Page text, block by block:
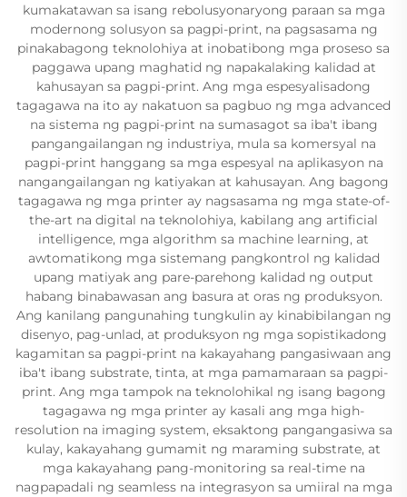
kumakatawan sa isang rebolusyonaryong paraan sa mga
modernong solusyon sa pagpi-print, na pagsasama ng
pinakabagong teknolohiya at inobatibong mga proseso sa
paggawa upang maghatid ng napakalaking kalidad at
kahusayan sa pagpi-print. Ang mga espesyalisadong
tagagawa na ito ay nakatuon sa pagbuo ng mga advanced
na sistema ng pagpi-print na sumasagot sa iba't ibang
pangangailangan ng industriya, mula sa komersyal na
pagpi-print hanggang sa mga espesyal na aplikasyon na
nangangailangan ng katiyakan at kahusayan. Ang bagong
tagagawa ng mga printer ay nagsasama ng mga state-of-
the-art na digital na teknolohiya, kabilang ang artificial
intelligence, mga algorithm sa machine learning, at
awtomatikong mga sistemang pangkontrol ng kalidad
upang matiyak ang pare-parehong kalidad ng output
habang binabawasan ang basura at oras ng produksyon.
Ang kanilang pangunahing tungkulin ay kinabibilangan ng
disenyo, pag-unlad, at produksyon ng mga sopistikadong
kagamitan sa pagpi-print na kakayahang pangasiwaan ang
iba't ibang substrate, tinta, at mga pamamaraan sa pagpi-
print. Ang mga tampok na teknolohikal ng isang bagong
tagagawa ng mga printer ay kasali ang mga high-
resolution na imaging system, eksaktong pangangasiwa sa
kulay, kakayahang gumamit ng maraming substrate, at
mga kakayahang pang-monitoring sa real-time na
nagpapadali ng seamless na integrasyon sa umiiral na mga